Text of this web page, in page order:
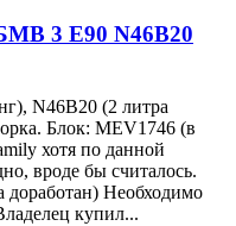
3 E90 N46B20
N46B20 (2 литра
Блок: MEV1746 (в
хотя по данной
вроде бы считалось.
доработан) Необходимо
купил...